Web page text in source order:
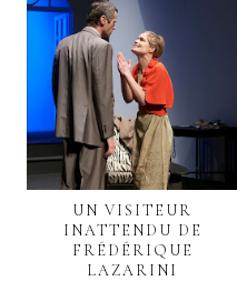
UN VISITEUR
INATTENDU DE
FRÉDÉRIQUE
LAZARINI